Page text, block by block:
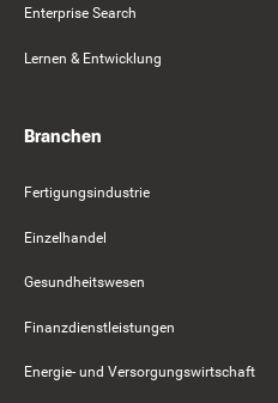
Enterprise Search
Lernen & Entwicklung
Branchen
Fertigungsindustrie
Einzelhandel
Gesundheitswesen
Finanzdienstleistungen
Energie- und Versorgungswirtschaft